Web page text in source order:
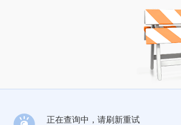
正在查询中，请刷新重试